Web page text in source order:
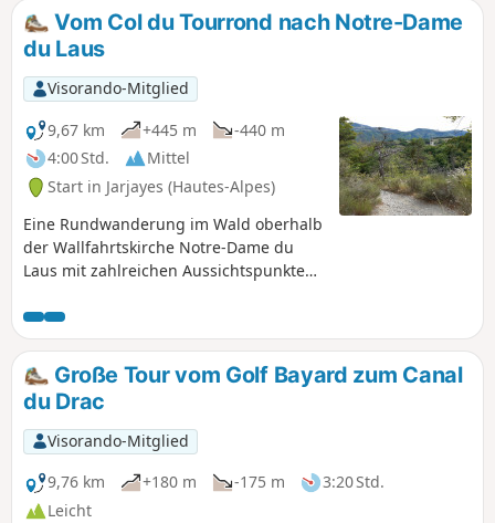
Vom Col du Tourrond nach Notre-Dame
du Laus
Visorando-Mitglied
9,67 km
+445 m
-440 m
4:00 Std.
Mittel
Start in Jarjayes (Hautes-Alpes)
Eine Rundwanderung im Wald oberhalb
der Wallfahrtskirche Notre-Dame du
Laus mit zahlreichen Aussichtspunkten
Laus, aber auch Céüze, Bure, Charance,
Gleize und die Gipfel des Champsaur
bis zum Mont Guillaume. Keine
besonderen Schwierigkeiten.
Große Tour vom Golf Bayard zum Canal
du Drac
Visorando-Mitglied
9,76 km
+180 m -175 m
3:20 Std.
Leicht